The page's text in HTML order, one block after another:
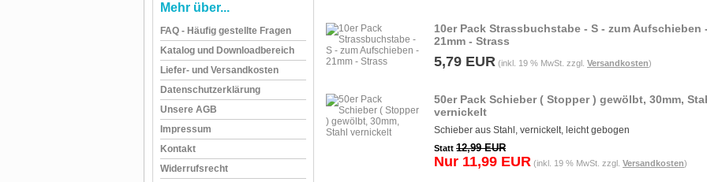
Mehr über...
FAQ - Häufig gestellte Fragen
Katalog und Downloadbereich
Liefer- und Versandkosten
Datenschutzerklärung
Unsere AGB
Impressum
Kontakt
Widerrufsrecht
10er Pack Strassbuchstabe - S - zum Aufschieben -
21mm - Strass
5,79 EUR (inkl. 19 % MwSt. zzgl. Versandkosten)
50er Pack Schieber ( Stopper ) gewölbt, 30mm,
vernickelt
Schieber aus Stahl, vernickelt, leicht gebogen
Statt 12,99 EUR
Nur 11,99 EUR (inkl. 19 % MwSt. zzgl. Versandkosten)